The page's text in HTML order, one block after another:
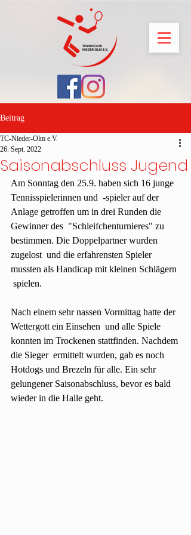
Beitrag
Saisonabschluss Jugend
TC-Nieder-Olm e.V.
26. Sept. 2022
Am Sonntag den 25.9. haben sich 16 junge
Tennisspielerinnen und  -spieler auf der
Anlage getroffen um in drei Runden die
Gewinner des  "Schleifchenturnieres" zu
bestimmen. Die Doppelpartner wurden
zugelost  und die erfahrensten Spieler
mussten als Handicap mit kleinen Schlägern
spielen.
Nach einem sehr nassen Vormittag hatte der
Wettergott ein Einsehen  und alle Spiele
konnten im Trockenen stattfinden. Nachdem
die Sieger  ermittelt wurden, gab es noch
Hotdogs und Brezeln für alle. Ein sehr
gelungener Saisonabschluss, bevor es bald
wieder in die Halle geht.